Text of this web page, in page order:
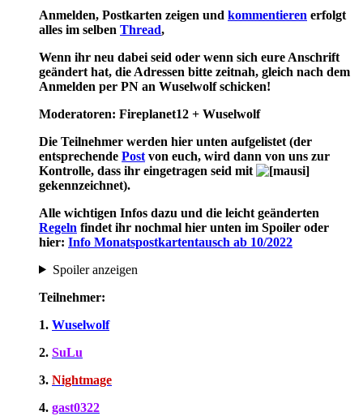
Anmelden, Postkarten zeigen und kommentieren erfolgt
alles im selben Thread,
Wenn ihr neu dabei seid oder wenn sich eure Anschrift
geändert hat, die Adressen bitte zeitnah, gleich nach dem
Anmelden per PN an Wuselwolf schicken!
Moderatoren: Fireplanet12 + Wuselwolf
Die Teilnehmer werden hier unten aufgelistet (der
entsprechende Post von euch, wird dann von uns zur
Kontrolle, dass ihr eingetragen seid mit
gekennzeichnet).
Alle wichtigen Infos dazu und die leicht geänderten
Regeln findet ihr nochmal hier unten im Spoiler oder
hier: Info Monatspostkartentausch ab 10/2022
Spoiler anzeigen
Teilnehmer:
1. Wuselwolf
2. SuLu
3. Nightmage
4. gast0322